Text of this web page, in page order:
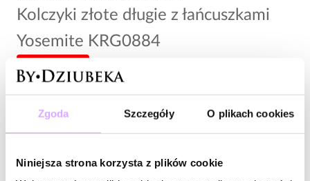
Zgoda Szczegóły O plikach cookies
Niniejsza strona korzysta z plików cookie
Kolczyki złote długie z łańcuszkami
Yosemite KRG0884
143,00 zł
Wysyłka do 2 dni roboczych